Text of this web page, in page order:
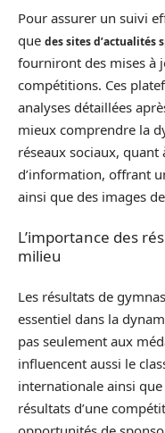
Pour assurer un suivi
que des sites d’actualités
fourniront des mises à
compétitions. Ces
analyses détaillées
mieux comprendre la
réseaux sociaux,
d’information, offrant
ainsi que des images
L’importance des
milieu
Les résultats de
essentiel dans la
pas seulement aux
influencent aussi le
internationale ainsi
résultats d’une